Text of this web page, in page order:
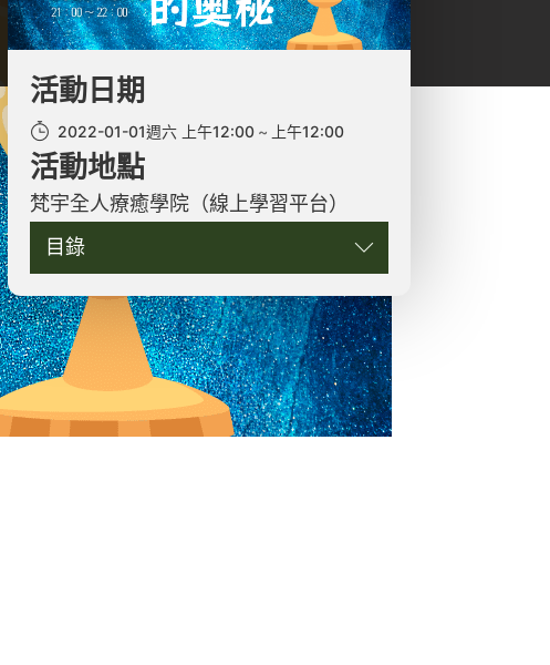
活動日期
2022-01-01週六 上午12:00 上午12:00
活動地點
梵宇全人療癒學院（線上學習平台）
目錄